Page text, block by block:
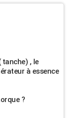
tanche) , le
à essence
?